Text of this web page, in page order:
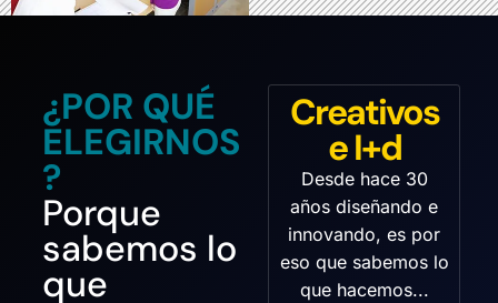
¿POR QUÉ
ELEGIRNOS
?
Porque
sabemos lo
que
Creativos
e I+d
Desde hace 30
años diseñando e
innovando, es por
eso que sabemos lo
que hacemos...